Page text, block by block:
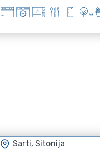
Sarti, Sitonija